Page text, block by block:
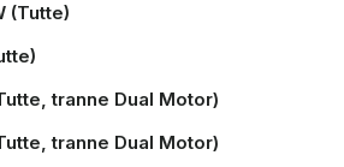
(Tutte)
tranne Dual Motor)
tranne Dual Motor)